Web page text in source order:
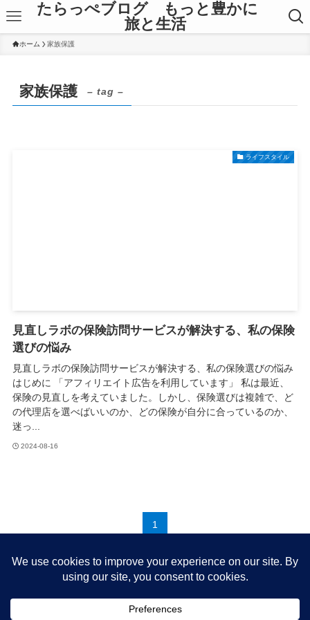
たらっぺブログ もっと豊かに
旅と生活
ホーム 家族保護
家族保護 – tag –
ライフスタイル
見直しラボの保険訪問サービスが解決する、私の保険
選びの悩み
見直しラボの保険訪問サービスが解決する、私の保険選びの悩み
はじめに 「アフィリエイト広告を利用しています」 私は最近、
保険の見直しを考えていました。しかし、保険選びは複雑で、ど
の代理店を選べばいいのか、どの保険が自分に合っているのか、
迷っ...
2024-08-16
1